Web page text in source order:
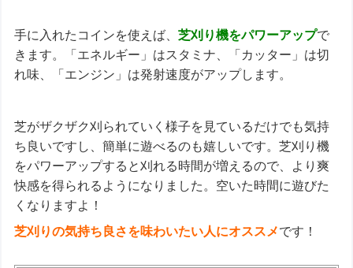
手に入れたコインを使えば、芝刈り機をパワーアップで
きます。「エネルギー」はスタミナ、「カッター」は切
れ味、「エンジン」は発射速度がアップします。
芝がザクザク刈られていく様子を見ているだけでも気持
ち良いですし、簡単に遊べるのも嬉しいです。芝刈り機
をパワーアップすると刈れる時間が増えるので、より爽
快感を得られるようになりました。空いた時間に遊びた
くなりますよ！
芝刈りの気持ち良さを味わいたい人にオススメです！